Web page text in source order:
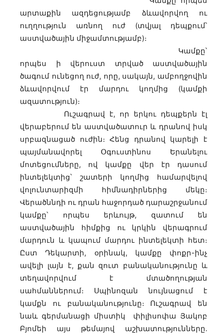
արտաքին ազդեցությամբ ձևավորվող ու
ուղղություն առնող ուժ (տվյալ դեպքում՝
աստվածային միջամտությամբ)։
Կամքը՝
որպես ի վերուստ տրված աստվածային
ծագում ունեցող ուժ, որը, սակայն, ամբողջովին
ձևավորվում էր մարդու կողմից (կամքի
ազատություն)։
Ուշագրավ է, որ երկու դեպքերն էլ
վերաբերում են աստվածատուր և դրանով իսկ
սրբազնացած ուժին։ Հենց դրանով կարելի է
պայմանավորել Օգուստինոս Երանելու
մոտեցումները, ով կամքը վեր էր դասում
ինտելեկտից՝ շատերի կողմից համարվելով
վոլունտարիզմի հիմնադիրներից մեկը։
Վերածննդի ու դրան հաջորդած դարաշրջանում
կամքը՝ որպես երևույթ, զատում են
աստվածային հիմքից ու կրկին վերագրում
մարդուն և կապում մարդու ինտելեկտի հետ։
Ըստ Դեկարտի, օրինակ, կամքը փոքր-ինչ
ավելի լայն է, քան զուտ բանականությունը և
տեղավորվում է մտածողության
սահմաններում։ Սպինոզան նույնացում է
կամքն ու բանականությունը։ Ուշագրավ են
նաև գերմանացի միստիկ փիլիսոփա Յակոբ
Բյոմեի այս թեմայով աշխատությունները.